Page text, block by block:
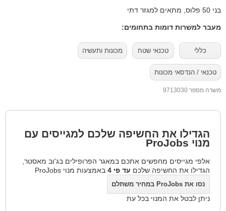
בני 50 פלוס, מתאים למגזר דתי
מעבר למשרות דומות בתחומים:
כללי טכנאי שטח מכונות ותעשיה
טכנאי / הנדסאי מכונות
משרה מספר 9713030
הגדילו את החשיפה שלכם למגייסים עם
מנוי ProJobs
אלפי מגייסים מחפשים אתכם במאגר הפרופילים בג'וב מאסטר,
הגדילו את החשיפה שלכם עד פי 4 באמצעות מנוי ProJobs
נסו את ProJobs במחיר משתלם
ניתן לבטל את המנוי בכל עת